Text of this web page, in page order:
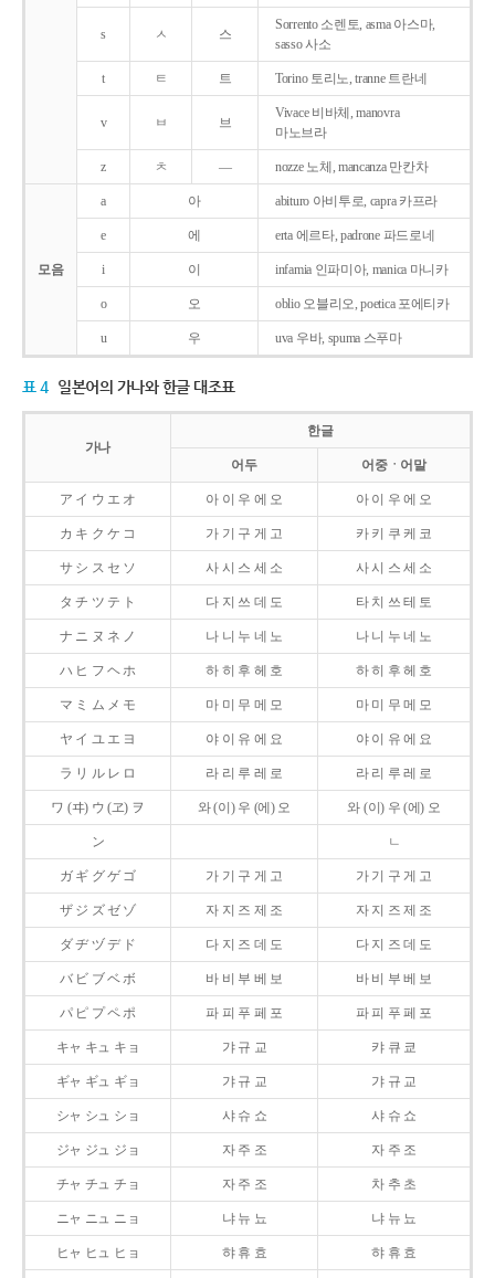
s ㅅ 스
Sorrento 소렌토, asma 아스마,
sasso 사소
t ㅌ 트 Torino 토리노, tranne 트란네
v ㅂ 브
Vivace 비바체, manovra
마노브라
z ㅊ ― nozze 노체, mancanza 만칸차
모음
a 아 abituro 아비투로, capra 카프라
e 에 erta 에르타, padrone 파드로네
i 이 infamia 인파미아, manica 마니카
o 오 oblio 오블리오, poetica 포에티카
u 우 uva 우바, spuma 스푸마
표 4 일본어의 가나와 한글 대조표
가나
한글
어두 어중ㆍ어말
ア イ ウ エ オ 아 이 우 에 오 아 이 우 에 오
カ キ ク ケ コ 가 기 구 게 고 카 키 쿠 케 코
サ シ ス セ ソ 사 시 스 세 소 사 시 스 세 소
タ チ ツ テ ト 다 지 쓰 데 도 타 치 쓰 테 토
ナ ニ ヌ ネ ノ 나 니 누 네 노 나 니 누 네 노
ハ ヒ フ ヘ ホ 하 히 후 헤 호 하 히 후 헤 호
マ ミ ム メ モ 마 미 무 메 모 마 미 무 메 모
ヤ イ ユ エ ヨ 야 이 유 에 요 야 이 유 에 요
ラ リ ル レ ロ 라 리 루 레 로 라 리 루 레 로
ワ (ヰ) ウ (ヱ) ヲ 와 (이) 우 (에) 오 와 (이) 우 (에) 오
ン ㄴ
ガ ギ グ ゲ ゴ 가 기 구 게 고 가 기 구 게 고
ザ ジ ズ ゼ ゾ 자 지 즈 제 조 자 지 즈 제 조
ダ ヂ ヅ デ ド 다 지 즈 데 도 다 지 즈 데 도
バ ビ ブ ベ ボ 바 비 부 베 보 바 비 부 베 보
パ ピ プ ペ ポ 파 피 푸 페 포 파 피 푸 페 포
キャ キュ キョ 갸 규 교 캬 큐 쿄
ギャ ギュ ギョ 갸 규 교 갸 규 교
シャ シュ ショ 샤 슈 쇼 샤 슈 쇼
ジャ ジュ ジョ 자 주 조 자 주 조
チャ チュ チョ 자 주 조 차 추 초
ニャ ニュ ニョ 냐 뉴 뇨 냐 뉴 뇨
ヒャ ヒュ ヒョ 햐 휴 효 햐 휴 효